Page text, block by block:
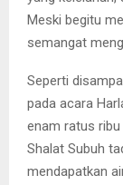
Meski begitu
semangat
Seperti
pada acara
enam ratus
Shalat Subuh
mendapatkan